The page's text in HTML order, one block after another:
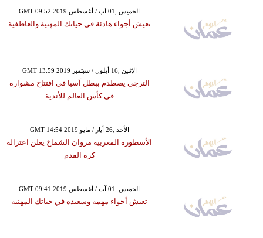
GMT 09:52 2019 الخميس ,01 آب / أغسطس
تعيش أجواء هادئة في حياتك المهنية والعاطفية
GMT 13:59 2019 الإثنين ,16 أيلول / سبتمبر
الترجي يصطدم ببطل آسيا في افتتاح مشواره
في كأس العالم للأندية
GMT 14:54 2019 الأحد ,26 أيار / مايو
الأسطورة المغربية مروان الشماخ يعلن اعتزاله
كرة القدم
GMT 09:41 2019 الخميس ,01 آب / أغسطس
تعيش أجواء مهمة وسعيدة في حياتك المهنية